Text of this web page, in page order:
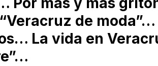
de
La vida en